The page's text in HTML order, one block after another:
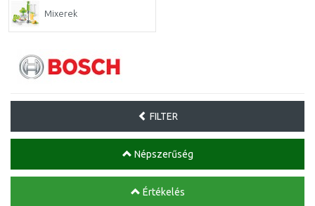
Mixerek
FILTER
Népszerűség
Értékelés